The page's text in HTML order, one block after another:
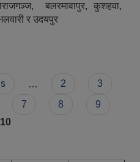
बलरमावापुर, कुशहवा,
र उदयपुर
2
3
7 8
9
10